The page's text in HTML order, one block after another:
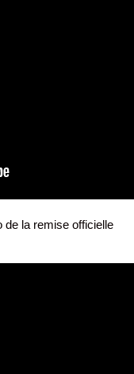
de la remise officielle